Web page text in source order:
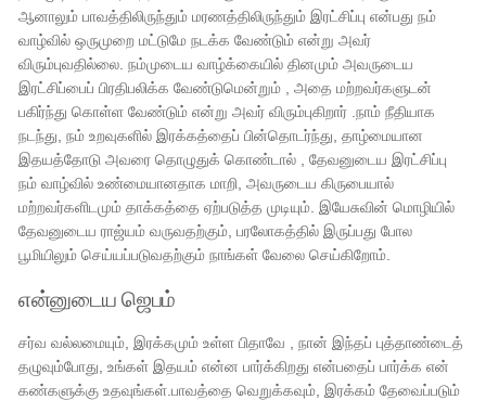
ஆனாலும் பாவத்திலிருந்தும் மரணத்திலிருந்தும் இரட்சிப்பு என்பது நம்
வாழ்வில் ஒருமுறை மட்டுமே நடக்க வேண்டும் என்று அவர்
விரும்புவதில்லை. நம்முடைய வாழ்க்கையில் தினமும் அவருடைய
இரட்சிப்பைப் பிரதிபலிக்க வேண்டுமென்றும் , அதை மற்றவர்களுடன்
பகிர்ந்து கொள்ள வேண்டும் என்று அவர் விரும்புகிறார் .நாம் நீதியாக
நடந்து, நம் உறவுகளில் இரக்கத்தைப் பின்தொடர்ந்து, தாழ்மையான
இதயத்தோடு அவரை தொழுதுக் கொண்டால் , தேவனுடைய இரட்சிப்பு
நம் வாழ்வில் உண்மையானதாக மாறி, அவருடைய கிருபையால்
மற்றவர்களிடமும் தாக்கத்தை ஏற்படுத்த முடியும். இயேசுவின் மொழியில்
தேவனுடைய ராஜ்யம் வருவதற்கும், பரலோகத்தில் இருப்பது போல
பூமியிலும் செய்யப்படுவதற்கும் நாங்கள் வேலை செய்கிறோம்.
என்னுடைய ஜெபம்
சர்வ வல்லமையும், இரக்கமும் உள்ள பிதாவே , நான் இந்தப் புத்தாண்டைத்
தழுவும்போது, ​​உங்கள் இதயம் என்ன பார்க்கிறது என்பதைப் பார்க்க என்
கண்களுக்கு உதவுங்கள்.பாவத்தை வெறுக்கவும், இரக்கம் தேவைப்படும்